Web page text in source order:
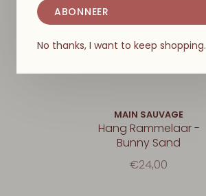
MAIN SAUVAGE
Hang Rammelaar -
Bunny Sand
€24,00
ABONNEER
No thanks, I want to keep shopping.